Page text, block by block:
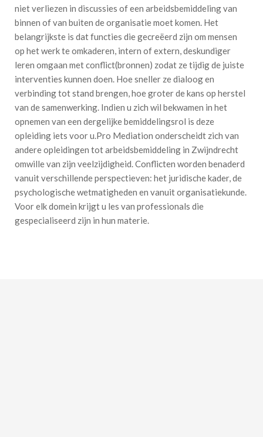
niet verliezen in discussies of een arbeidsbemiddeling van
binnen of van buiten de organisatie moet komen. Het
belangrijkste is dat functies die gecreëerd zijn om mensen
op het werk te omkaderen, intern of extern, deskundiger
leren omgaan met conflict(bronnen) zodat ze tijdig de juiste
interventies kunnen doen. Hoe sneller ze dialoog en
verbinding tot stand brengen, hoe groter de kans op herstel
van de samenwerking. Indien u zich wil bekwamen in het
opnemen van een dergelijke bemiddelingsrol is deze
opleiding iets voor u.Pro Mediation onderscheidt zich van
andere opleidingen tot arbeidsbemiddeling in Zwijndrecht
omwille van zijn veelzijdigheid. Conflicten worden benaderd
vanuit verschillende perspectieven: het juridische kader, de
psychologische wetmatigheden en vanuit organisatiekunde.
Voor elk domein krijgt u les van professionals die
gespecialiseerd zijn in hun materie.